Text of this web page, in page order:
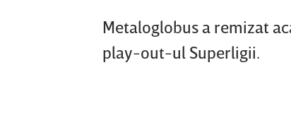
Metaloglobus a remizat
play-out-ul Superligii.